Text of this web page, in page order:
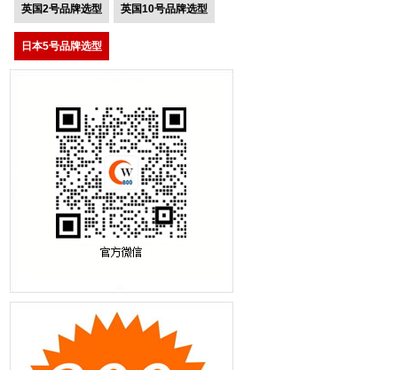
英国2号品牌选型 英国10号品牌选型
日本5号品牌选型